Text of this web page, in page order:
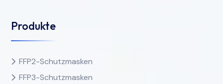
Produkte
FFP2-Schutzmasken
FFP3-Schutzmasken